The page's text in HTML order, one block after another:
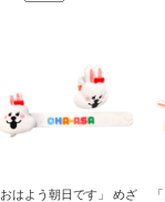
おはよう朝日です」 めざ